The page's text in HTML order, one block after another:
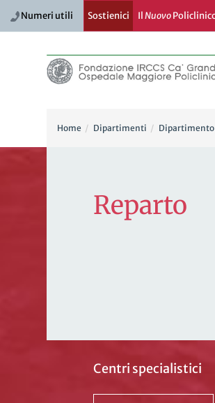
Numeri utili Sostienici IlNuovo
Home Dipartimenti
Reparto
Centri specialistici